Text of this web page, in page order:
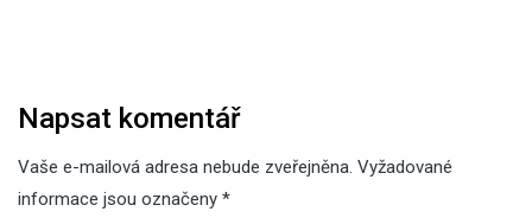
Napsat komentář
Vaše e-mailová adresa nebude zveřejněna. Vyžadované
informace jsou označeny *